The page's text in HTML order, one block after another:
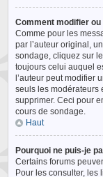
Comment modifier
Comme pour les
par l’auteur original,
sondage, cliquez sur
toujours celui auquel
l’auteur peut modifier
seuls les modérateurs
supprimer. Ceci pour
cours de sondage.
Haut
Pourquoi ne puis-je
Certains forums
Pour les consulter, les